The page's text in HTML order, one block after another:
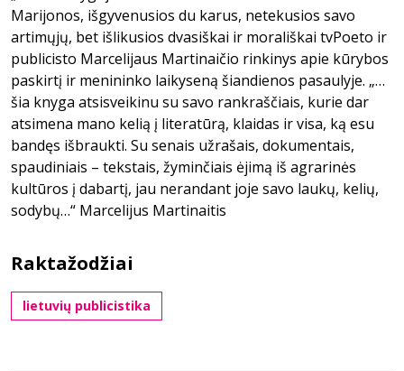
Marijonos, išgyvenusios du karus, netekusios savo
artimųjų, bet išlikusios dvasiškai ir morališkai tvPoeto ir
publicisto Marcelijaus Martinaičio rinkinys apie kūrybos
paskirtį ir menininko laikyseną šiandienos pasaulyje. „…
šia knyga atsisveikinu su savo rankraščiais, kurie dar
atsimena mano kelią į literatūrą, klaidas ir visa, ką esu
bandęs išbraukti. Su senais užrašais, dokumentais,
spaudiniais – tekstais, žyminčiais ėjimą iš agrarinės
kultūros į dabartį, jau nerandant joje savo laukų, kelių,
sodybų…“ Marcelijus Martinaitis
Raktažodžiai
lietuvių publicistika